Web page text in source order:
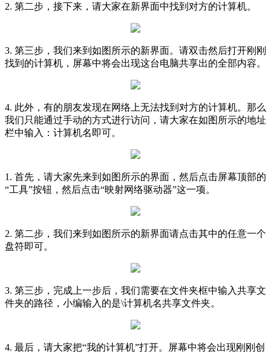
2. 第二步，接下来，请大家在新界面中找到对方的计算机。
3. 第三步，我们来到如图所示的新界面。请双击然后打开刚刚
找到的计算机，屏幕中将会出现这台电脑共享出的全部内容。
4. 此外，有的朋友发现在网络上无法找到对方的计算机。那么
我们只能通过手动的方式进行访问，请大家在如图所示的地址
栏中输入：计算机名即可。
1. 首先，请大家先来到如图所示的界面，然后点击屏幕顶部的
“工具”按钮，然后点击“映射网络驱动器”这一项。
2. 第二步，我们来到如图所示的新界面请点击其中的任意一个
盘符即可。
3. 第三步，完成上一步后，我们需要在文件夹框中输入共享文
件夹的路径，小编输入的是\计算机名共享文件夹。
4. 最后，请大家把“我的计算机”打开。屏幕中将会出现刚刚创